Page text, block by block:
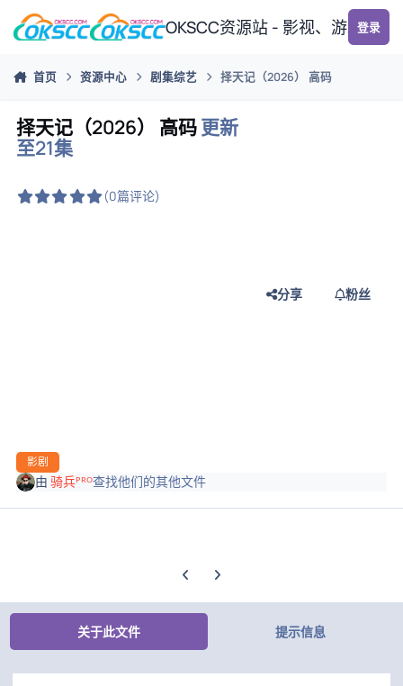
跳转到帖子
OKSCC资源站 - 影视、游戏、
登录
首页 资源中心 剧集综艺 择天记（2026） 高码
择天记（2026） 高码更新
至21集
(0篇评论)
影剧
分享 粉丝
由骑兵ᴾᴿᴼ查找他们的其他文件
上一张轮播幻灯片
下一张轮播幻灯片
关于此文件 提示信息